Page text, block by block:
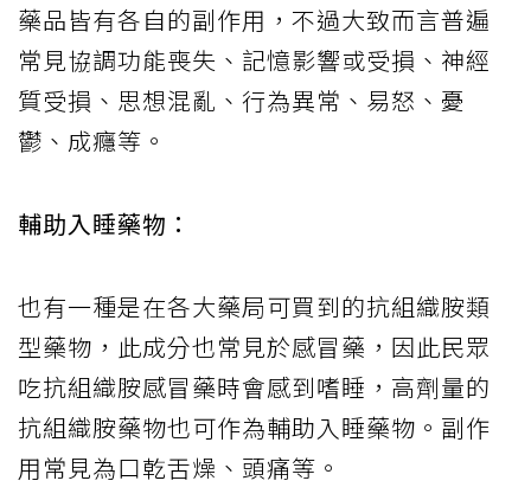
藥品皆有各自的副作用，不過大致而言普遍
常見協調功能喪失、記憶影響或受損、神經
質受損、思想混亂、行為異常、易怒、憂
鬱、成癮等。
輔助入睡藥物：
也有一種是在各大藥局可買到的抗組織胺類
型藥物，此成分也常見於感冒藥，因此民眾
吃抗組織胺感冒藥時會感到嗜睡，高劑量的
抗組織胺藥物也可作為輔助入睡藥物。副作
用常見為口乾舌燥、頭痛等。